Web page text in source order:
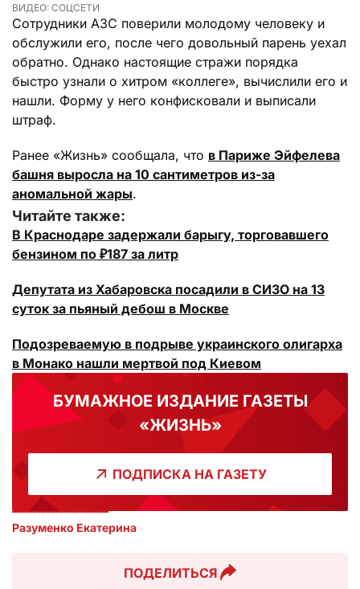
ВИДЕО: СОЦСЕТИ
Сотрудники АЗС поверили молодому человеку и
обслужили его, после чего довольный парень уехал
обратно. Однако настоящие стражи порядка
быстро узнали о хитром «коллеге», вычислили его и
нашли. Форму у него конфисковали и выписали
штраф.
Ранее «Жизнь» сообщала, что в Париже Эйфелева
башня выросла на 10 сантиметров из-за
аномальной жары.
Читайте также:
В Краснодаре задержали барыгу, торговавшего
бензином по ₽187 за литр
Депутата из Хабаровска посадили в СИЗО на 13
суток за пьяный дебош в Москве
Подозреваемую в подрыве украинского олигарха
в Монако нашли мертвой под Киевом
БУМАЖНОЕ ИЗДАНИЕ ГАЗЕТЫ
«ЖИЗНЬ»
ПОДПИСКА НА ГАЗЕТУ
Разуменко Екатерина
ПОДЕЛИТЬСЯ